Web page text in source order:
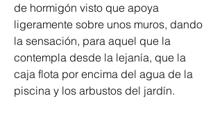
de hormigón visto que apoya
ligeramente sobre unos muros, dando
la sensación, para aquel que la
contempla desde la lejanía, que la
caja flota por encima del agua de la
piscina y los arbustos del jardín.